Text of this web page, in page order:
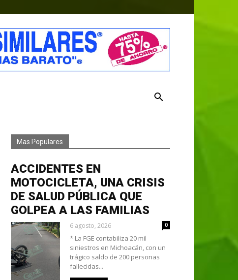
Mas Populares
ACCIDENTES EN
MOTOCICLETA, UNA CRISIS
DE SALUD PÚBLICA QUE
GOLPEA A LAS FAMILIAS
6 agosto, 2026 0
* La FGE contabiliza 20 mil
siniestros en Michoacán, con un
trágico saldo de 200 personas
fallecidas...